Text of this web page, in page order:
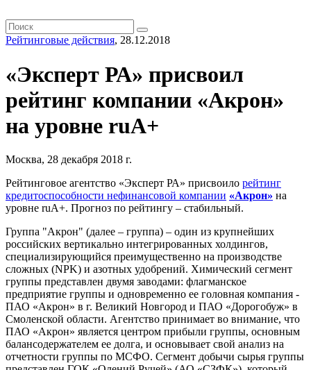
Рейтинговые действия, 28.12.2018
«Эксперт РА» присвоил
рейтинг компании «Акрон»
на уровне ruA+
Москва, 28 декабря 2018 г.
Рейтинговое агентство «Эксперт РА» присвоило рейтинг
кредитоспособности нефинансовой компании «Акрон» на
уровне ruA+. Прогноз по рейтингу – стабильный.
Группа "Акрон" (далее – группа) – один из крупнейших
российских вертикально интегрированных холдингов,
специализирующийся преимущественно на производстве
сложных (NPK) и азотных удобрений. Химический сегмент
группы представлен двумя заводами: флагманское
предприятие группы и одновременно ее головная компания -
ПАО «Акрон» в г. Великий Новгород и ПАО «Дорогобуж» в
Смоленской области. Агентство принимает во внимание, что
ПАО «Акрон» является центром прибыли группы, основным
балансодержателем ее долга, и основывает свой анализ на
отчетности группы по МСФО. Сегмент добычи сырья группы